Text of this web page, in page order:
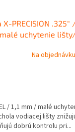
PRECISION .325"
uchytenie
Na
/ 1,1 mm / malé
vodiacej lišty
dobrú kontrolu pri...